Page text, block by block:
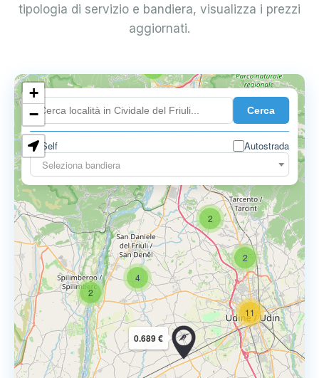
tipologia di servizio e bandiera, visualizza i prezzi
aggiornati.
Cerca
Self
Autostrada
Seleziona bandiera
2
2
4
11
2
0.689 €
+
−